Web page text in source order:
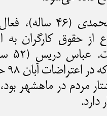
شریفه محمدی (۴۶
از حقوق کارگران به
مردم در ماهشهر
دارد.